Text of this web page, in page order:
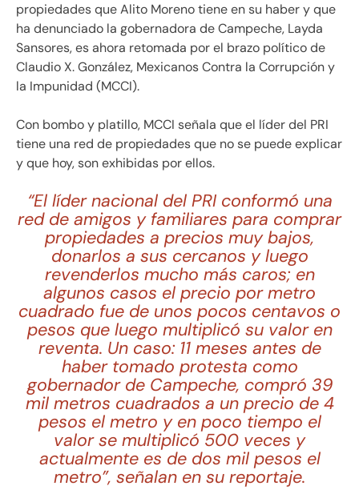
propiedades que Alito Moreno tiene en su haber y que
ha denunciado la gobernadora de Campeche, Layda
Sansores, es ahora retomada por el brazo político de
Claudio X. González, Mexicanos Contra la Corrupción y
la Impunidad (MCCI).
Con bombo y platillo, MCCI señala que el líder del PRI
tiene una red de propiedades que no se puede explicar
y que hoy, son exhibidas por ellos.
“El líder nacional del PRI conformó una
red de amigos y familiares para comprar
propiedades a precios muy bajos,
donarlos a sus cercanos y luego
revenderlos mucho más caros; en
algunos casos el precio por metro
cuadrado fue de unos pocos centavos o
pesos que luego multiplicó su valor en
reventa. Un caso: 11 meses antes de
haber tomado protesta como
gobernador de Campeche, compró 39
mil metros cuadrados a un precio de 4
pesos el metro y en poco tiempo el
valor se multiplicó 500 veces y
actualmente es de dos mil pesos el
metro”, señalan en su reportaje.